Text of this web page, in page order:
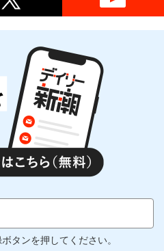
タンを押してください。